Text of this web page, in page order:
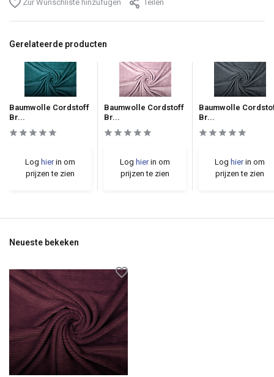
Zur Wunschliste hinzufügen Teilen
Gerelateerde producten
Baumwolle Cordstoff
Br...
Log hierin om
prijzen te zien
Baumwolle Cordstoff
Br...
Log hierin om
prijzen te zien
Baumwolle
Br...
Log hierin om
prijzen te zien
Neueste bekeken